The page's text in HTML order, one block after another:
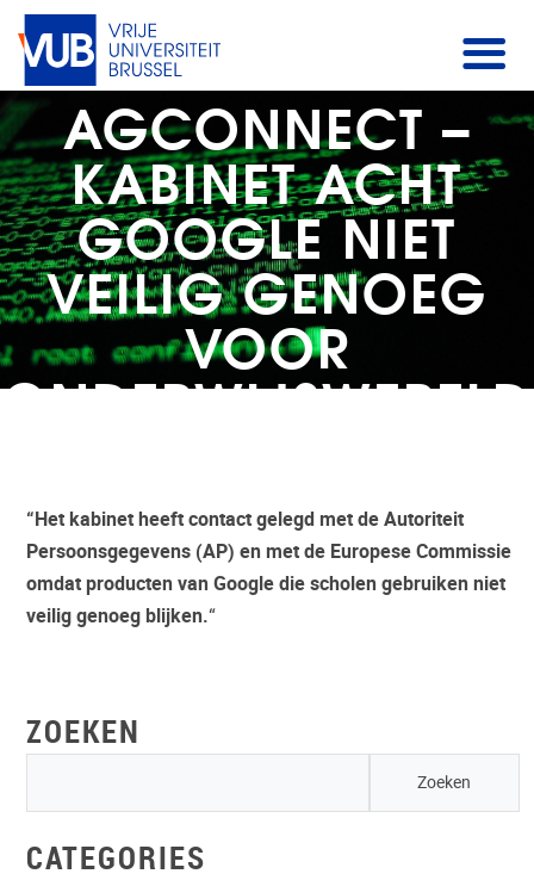
AGCONNECT –
KABINET ACHT
GOOGLE NIET
VEILIG GENOEG
VOOR
ONDERWIJSWERELD
“Het kabinet heeft contact gelegd met de Autoriteit
Persoonsgegevens (AP) en met de Europese Commissie
omdat producten van Google die scholen gebruiken niet
veilig genoeg blijken.“
ZOEKEN
CATEGORIES